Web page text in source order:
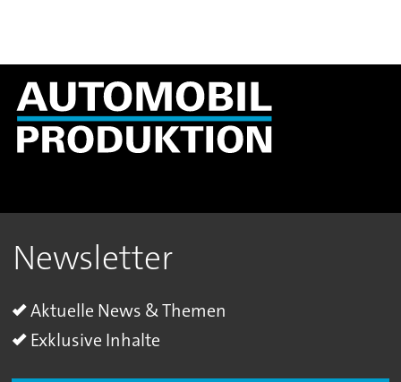
Newsletter
Aktuelle News & Themen
Exklusive Inhalte